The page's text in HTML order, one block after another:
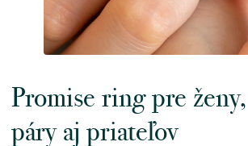
Promise ring pre
páry aj priateľov